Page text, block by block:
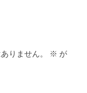
りません。 ※ が